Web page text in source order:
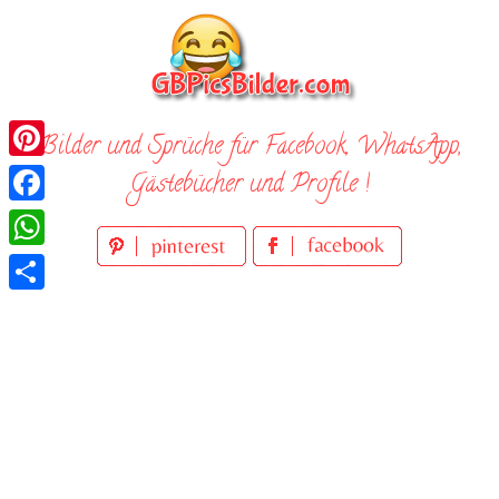
Bilder und Sprüche für Facebook, WhatsApp,
Gästebücher und Profile !
Pinterest
Facebook
WhatsApp